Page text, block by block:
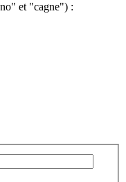
et "cagne") :